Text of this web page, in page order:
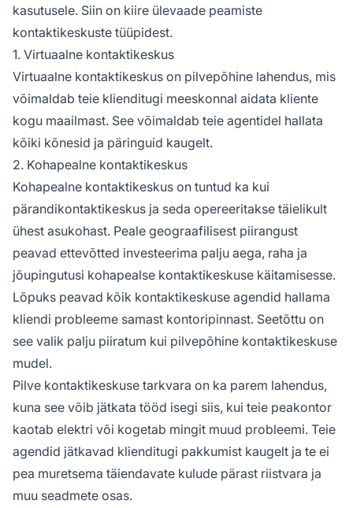
kasutusele. Siin on kiire ülevaade peamiste
kontaktikeskuste tüüpidest.
1. Virtuaalne kontaktikeskus
Virtuaalne kontaktikeskus on pilvepõhine lahendus, mis
võimaldab teie klienditugi meeskonnal aidata kliente
kogu maailmast. See võimaldab teie agentidel hallata
kõiki kõnesid ja päringuid kaugelt.
2. Kohapealne kontaktikeskus
Kohapealne kontaktikeskus on tuntud ka kui
pärandikontaktikeskus ja seda opereeritakse täielikult
ühest asukohast. Peale geograafilisest piirangust
peavad ettevõtted investeerima palju aega, raha ja
jõupingutusi kohapealse kontaktikeskuse käitamisesse.
Lõpuks peavad kõik kontaktikeskuse agendid hallama
kliendi probleeme samast kontoripinnast. Seetõttu on
see valik palju piiratum kui pilvepõhine kontaktikeskuse
mudel.
Pilve kontaktikeskuse tarkvara on ka parem lahendus,
kuna see võib jätkata tööd isegi siis, kui teie peakontor
kaotab elektri või kogetab mingit muud probleemi. Teie
agendid jätkavad klienditugi pakkumist kaugelt ja te ei
pea muretsema täiendavate kulude pärast riistvara ja
muu seadmete osas.